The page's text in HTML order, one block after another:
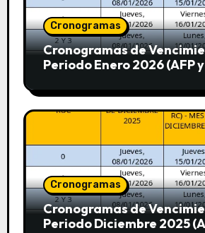
Cronogramas
Cronogramas de
Periodo Enero 2026 (AFP
Cronogramas
Cronogramas de
Periodo Diciembre 2025